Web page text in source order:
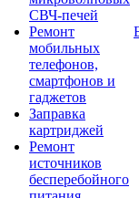
СВЧ-печей
Ремонт
мобильных
телефонов,
смартфонов и
гаджетов
Заправка
картриджей
Ремонт
источников
бесперебойного